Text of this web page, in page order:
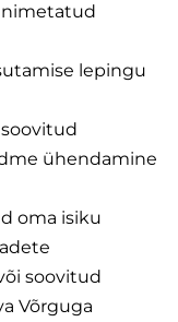
nimetatud
lepingu
soovitud
ühendamine
oma isiku
soovitud
Võrguga